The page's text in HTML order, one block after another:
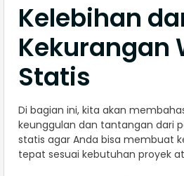
Kelebihan
Kekurangan
Statis
Di bagian ini, kita akan
keunggulan dan tantangan dari
statis agar Anda bisa membuat
tepat sesuai kebutuhan proyek